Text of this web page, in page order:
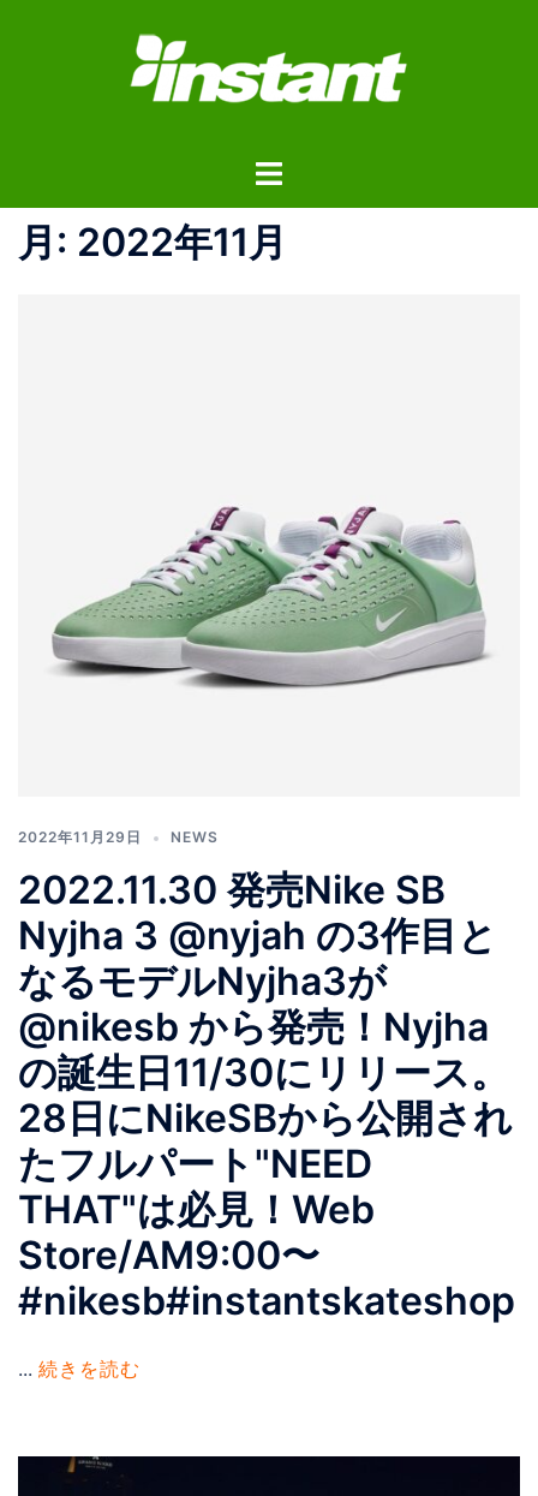
ス
ト
ル
メ
月: 2022年11月
2022年11月29日 NEWS
2022.11.30 発売Nike SB
Nyjha 3 @nyjah の3作目と
なるモデルNyjha3が
@nikesb から発売！Nyjha
の誕生日11/30にリリース。
28日にNikeSBから公開され
たフルパート"NEED
THAT"は必見！Web
Store/AM9:00〜
#nikesb#instantskateshop
... 続きを読む